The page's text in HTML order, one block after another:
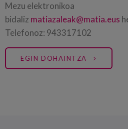
Mezu elektronikoa
bidaliz matiazaleak@matia.eus
Telefonoz: 943317102
EGIN DOHAINTZA